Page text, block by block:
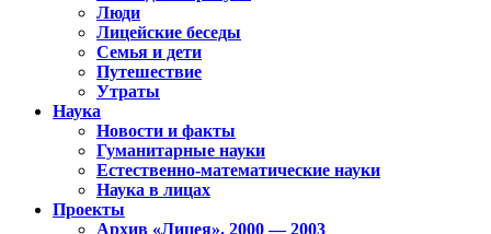
Люди
Лицейские беседы
Семья и дети
Путешествие
Утраты
Наука
Новости и факты
Гуманитарные науки
Естественно-математические науки
Наука в лицах
Проекты
Архив «Лицея». 2000 — 2003